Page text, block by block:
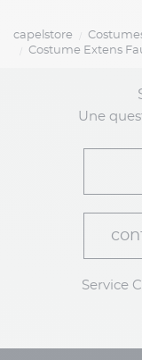
capelstore
Costume Extens
Une
Service